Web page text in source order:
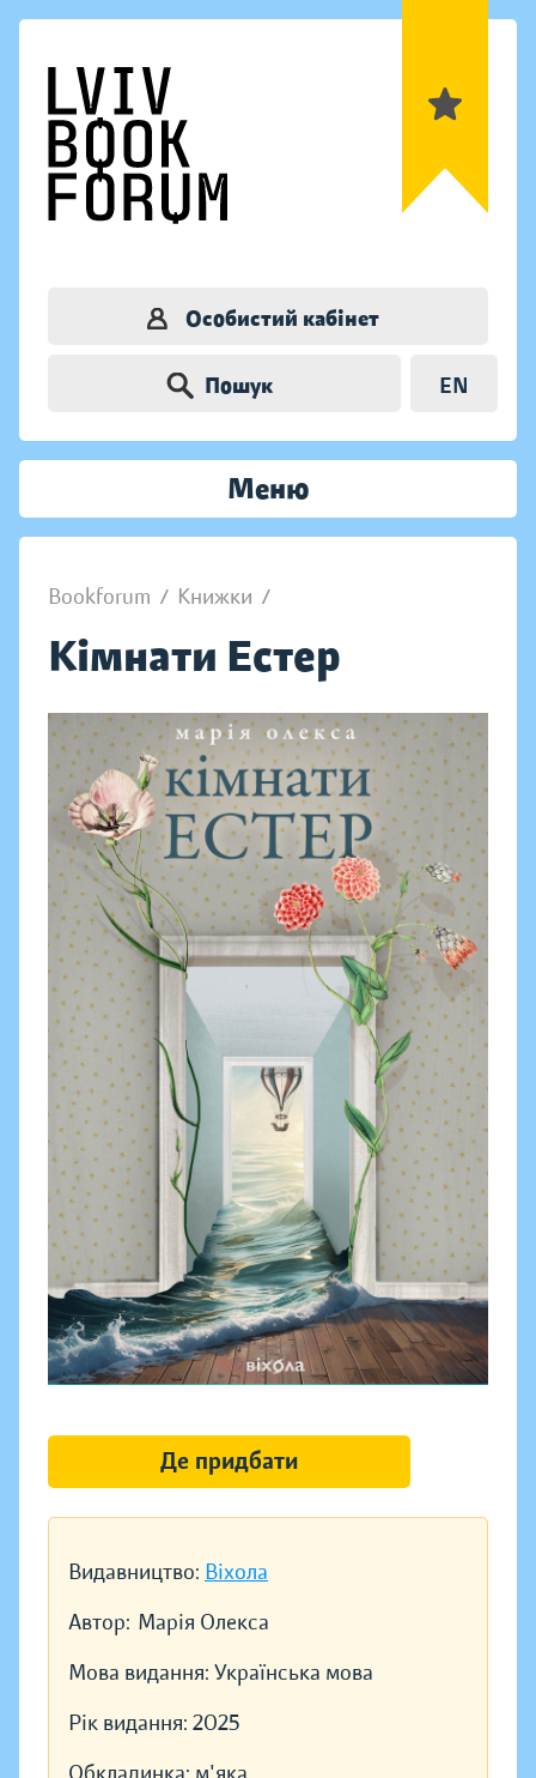
Особистий кабінет
Пошук EN
Меню
Bookforum / Книжки /
Кімнати Естер
Видавництво: Віхола
Автор: Марія Олекса
Мова видання: Українська мова
Рік видання: 2025
Де придбати